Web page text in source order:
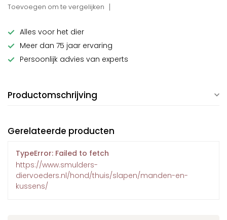
Toevoegen om te vergelijken
Alles voor het dier
Meer dan 75 jaar ervaring
Persoonlijk advies van experts
Productomschrijving
Gerelateerde producten
TypeError: Failed to fetch
https://www.smulders-
diervoeders.nl/hond/thuis/slapen/manden-en-
kussens/